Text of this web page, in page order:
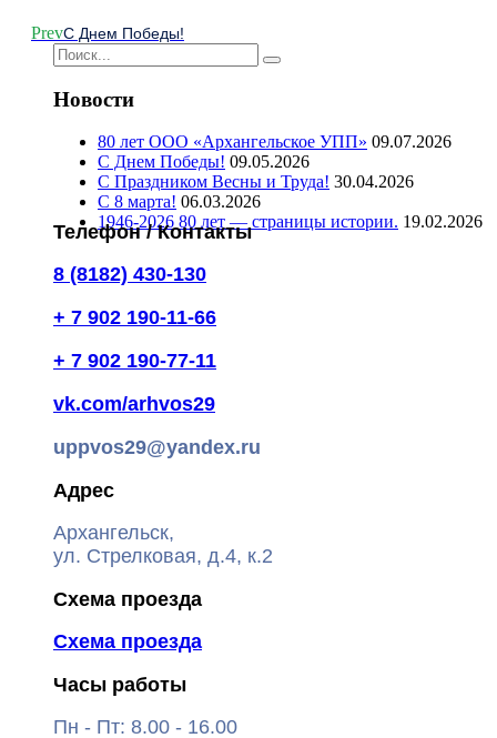
PrevС Днем Победы!
Новости
80 лет ООО «Архангельское УПП» 09.07.2026
С Днем Победы! 09.05.2026
С Праздником Весны и Труда! 30.04.2026
С 8 марта! 06.03.2026
1946-2026 80 лет — страницы истории. 19.02.2026
Телефон / Контакты
8 (8182) 430-130
+ 7 902 190-11-66
+ 7 902 190-77-11
vk.com/arhvos29
uppvos29@yandex.ru
Адрес
Архангельск,
ул. Стрелковая, д.4, к.2
Схема проезда
Схема проезда
Часы работы
Пн - Пт: 8.00 - 16.00